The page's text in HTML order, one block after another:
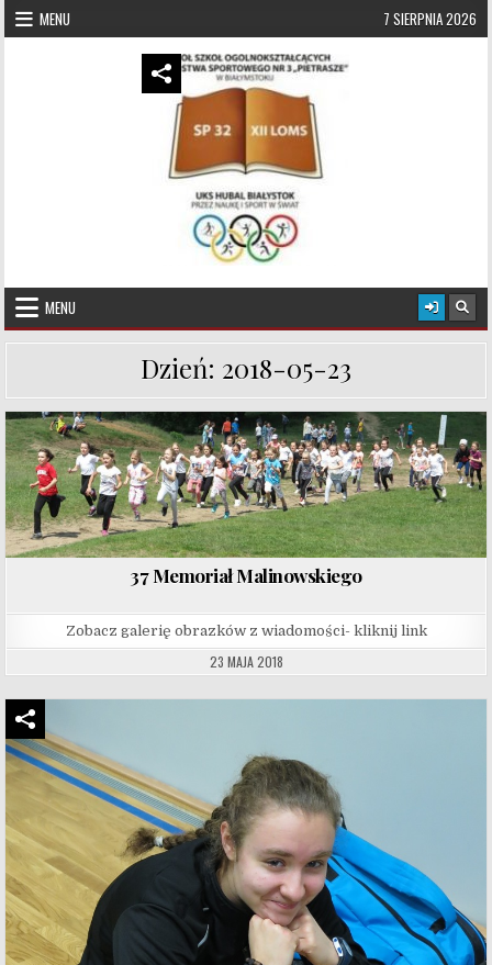
Skip to content
MENU 7 SIERPNIA 2026
UKS Hubal Białystok
MENU
Dzień: 2018-05-23
37 Memoriał Malinowskiego
Zobacz galerię obrazków z wiadomości- kliknij link
23 MAJA 2018